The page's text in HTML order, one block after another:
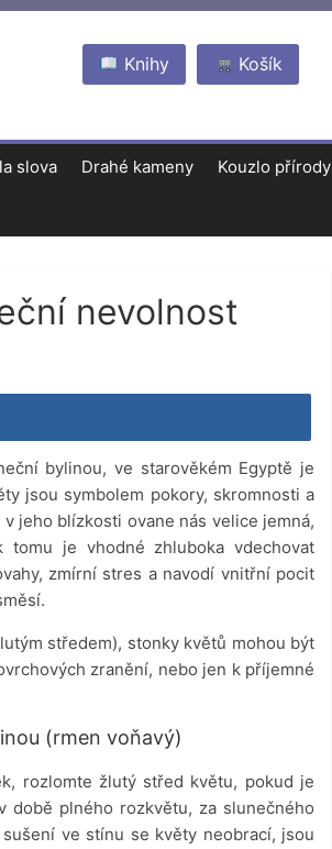
Košík
Knihy
slova Drahé kameny Kouzlo přírody
nevolnost
bylinou, ve starověkém Egyptě je
jsou symbolem pokory, skromnosti a
jeho blízkosti ovane nás velice jemná,
je vhodné zhluboka vdechovat
zmírní stres a navodí vnitřní pocit
středem), stonky květů mohou být
zranění, nebo jen k příjemné
(rmen voňavý)
rozlomte žlutý střed květu, pokud je
době plného rozkvětu, za slunečného
ve stínu se květy neobrací, jsou